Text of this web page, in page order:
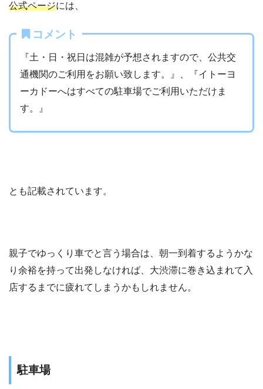
公式ページには、
コメント
『土・日・祝日は混雑が予想されますので、公共交
通機関のご利用をお願い致します。』、『イトーヨ
ーカドーへはすべての駐車場でご利用いただけま
す。』
とも記載されています。
親子でゆっくり車でと言う場合は、朝一到着するようかな
り余裕を持って出発しなければ、大渋滞に巻き込まれて入
店するまでに疲れてしまうかもしれません。
駐車場